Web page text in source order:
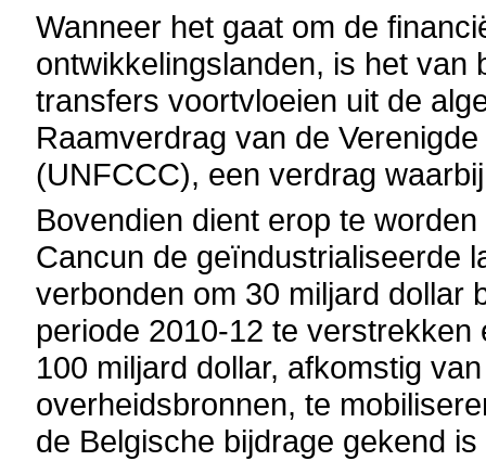
Wanneer het gaat om de
ontwikkelingslanden, is het van
transfers voortvloeien uit de
Raamverdrag van de
(UNFCCC), een verdrag
Bovendien dient erop te
Cancun de geïndustrialiseerde
verbonden om 30 miljard dollar
periode 2010-12 te
100 miljard dollar, afkomstig
overheidsbronnen, te
de Belgische bijdrage gekend